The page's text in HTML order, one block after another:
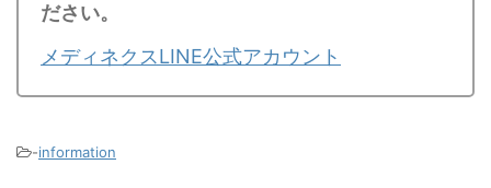
ださい。
メディネクスLINE公式アカウント
-information